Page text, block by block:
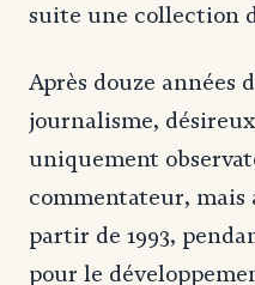
suite une collection
Après douze années
journalisme,
uniquement
commentateur,
partir de 1993,
pour le